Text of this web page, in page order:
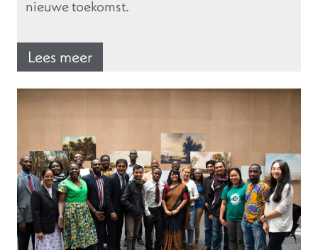
nieuwe toekomst.
Lees meer